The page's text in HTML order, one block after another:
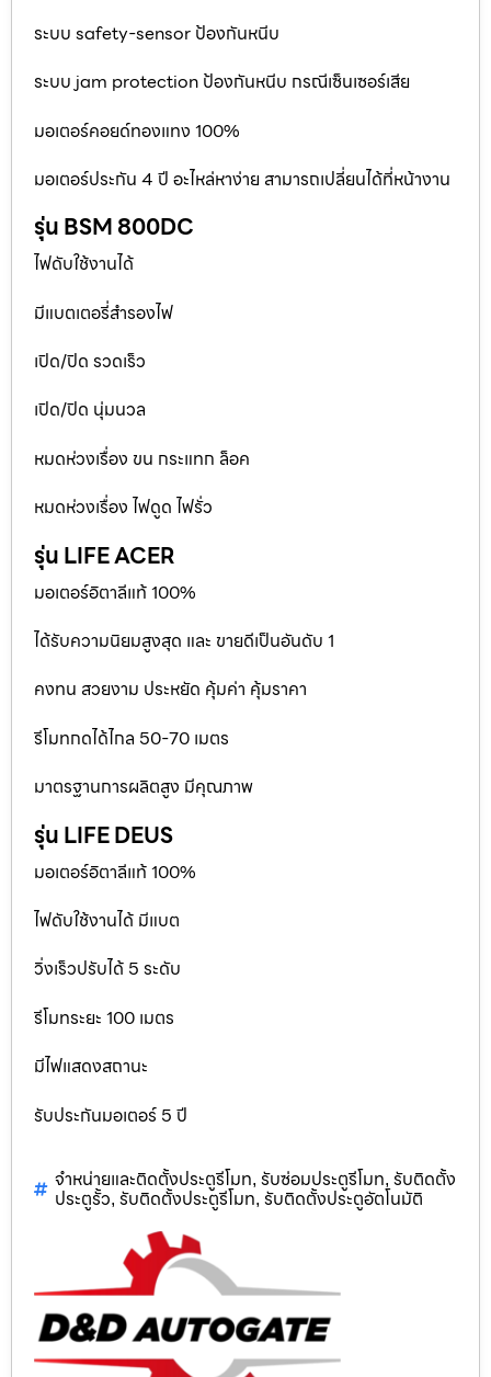
ระบบ safety-sensor ป้องกันหนีบ
ระบบ jam protection ป้องกันหนีบ กรณีเซ็นเซอร์เสีย
มอเตอร์คอยด์ทองแทง 100%
มอเตอร์ประกัน 4 ปี อะไหล่หาง่าย สามารถเปลี่ยนได้ที่หน้างาน
รุ่น BSM 800DC
ไฟดับใช้งานได้
มีแบตเตอรี่สำรองไฟ
เปิด/ปิด รวดเร็ว
เปิด/ปิด นุ่มนวล
หมดห่วงเรื่อง ขน กระแทก ล็อค
หมดห่วงเรื่อง ไฟดูด ไฟรั่ว
รุ่น LIFE ACER
มอเตอร์อิตาลีแท้ 100%
ได้รับความนิยมสูงสุด และ ขายดีเป็นอันดับ 1
คงทน สวยงาม ประหยัด คุ้มค่า คุ้มราคา
รีโมทกดได้ไกล 50-70 เมตร
มาตรฐานการผลิตสูง มีคุณภาพ
รุ่น LIFE DEUS
มอเตอร์อิตาลีแท้ 100%
ไฟดับใช้งานได้ มีแบต
วิ่งเร็วปรับได้ 5 ระดับ
รีโมทระยะ 100 เมตร
มีไฟแสดงสถานะ
รับประกันมอเตอร์ 5 ปี
จำหน่ายและติดตั้งประตูรีโมท, รับซ่อมประตูรีโมท, รับติดตั้ง
ประตูรั้ว, รับติดตั้งประตูรีโมท, รับติดตั้งประตูอัตโนมัติ